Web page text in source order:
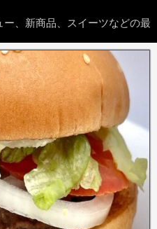
、新商品、スイーツなどの最